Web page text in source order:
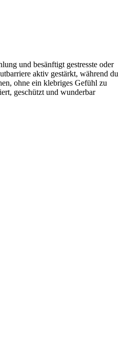
und besänftigt gestresste oder
aktiv gestärkt, während du
ohne ein klebriges Gefühl zu
geschützt und wunderbar